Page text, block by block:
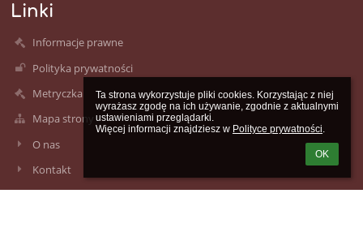
Ta strona wykorzystuje pliki cookies. Korzystając z niej
wyrażasz zgodę na ich używanie, zgodnie z aktualnymi
ustawieniami przeglądarki.
Więcej informacji znajdziesz w Polityce prywatności.
OK
Linki
Informacje prawne
Polityka prywatności
Metryczka
Mapa strony
O nas
Kontakt
Aktualności